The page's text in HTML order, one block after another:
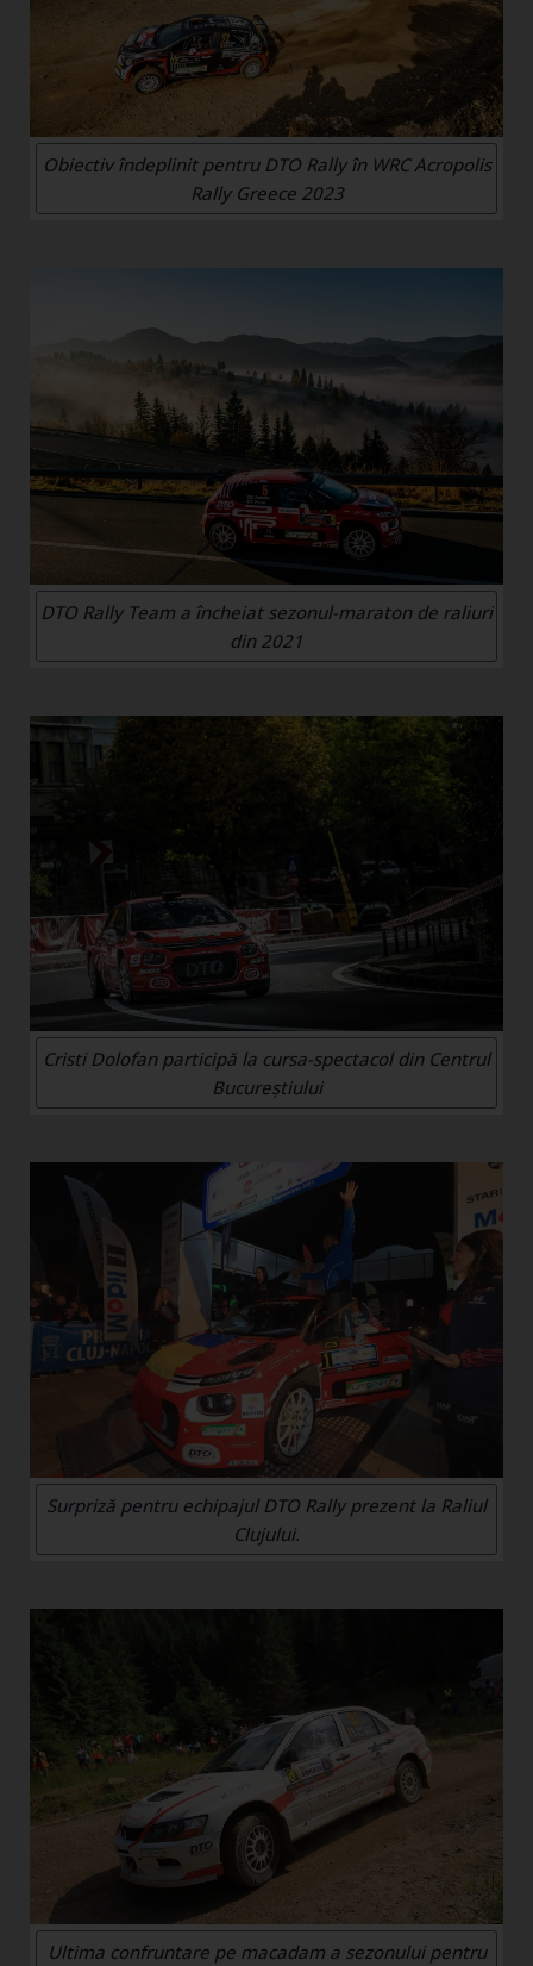
Obiectiv îndeplinit pentru DTO Rally în WRC Acropolis
Rally Greece 2023
DTO Rally Team a încheiat sezonul-maraton de raliuri
din 2021
Cristi Dolofan participă la cursa-spectacol din Centrul
Bucureștiului
Surpriză pentru echipajul DTO Rally prezent la Raliul
Clujului.
Ultima confruntare pe macadam a sezonului pentru